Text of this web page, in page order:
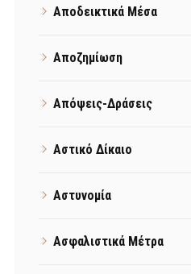
Αποδεικτικά Μέσα
Αποζημίωση
Απόψεις-Δράσεις
Αστικό Δίκαιο
Αστυνομία
Ασφαλιστικά Μέτρα